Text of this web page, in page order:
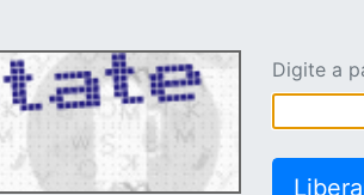
Digite a